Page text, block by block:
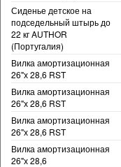
Сиденье детское на
подседельный штырь до
22 кг AUTHOR
(Португалия)
Вилка амортизационная
26"х 28,6 RST
Вилка амортизационная
26"х 28,6 RST
Вилка амортизационная
26"х 28,6 RST
Вилка амортизационная
26"х 28,6